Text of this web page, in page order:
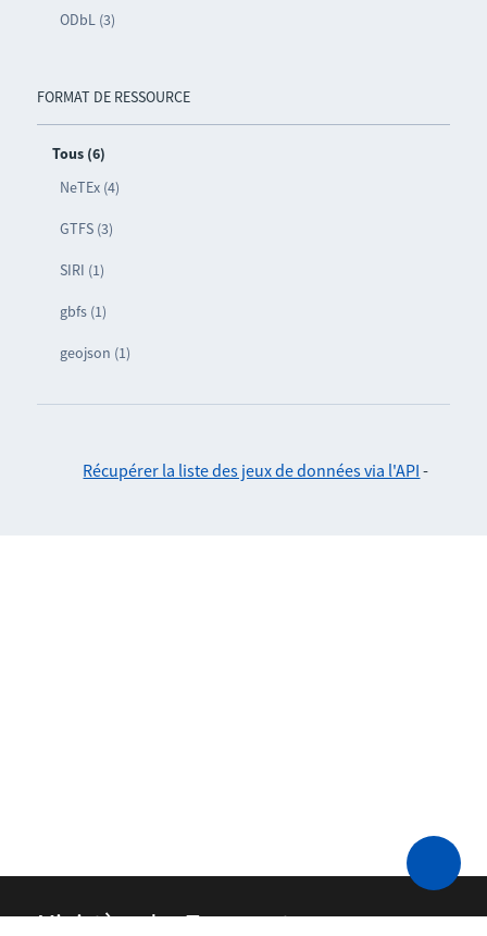
ODbL (3)
FORMAT DE RESSOURCE
Tous (6)
NeTEx (4)
GTFS (3)
SIRI (1)
gbfs (1)
geojson (1)
Récupérer la liste des jeux de données via l'API -
Ministère des Transports